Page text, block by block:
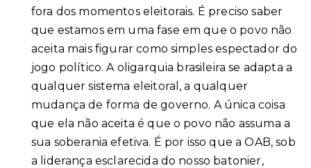
fora dos momentos eleitorais. É preciso saber
que estamos em uma fase em que o povo não
aceita mais figurar como simples espectador do
jogo político. A oligarquia brasileira se adapta a
qualquer sistema eleitoral, a qualquer
mudança de forma de governo. A única coisa
que ela não aceita é que o povo não assuma a
sua soberania efetiva. É por isso que a OAB, sob
a liderança esclarecida do nosso batonier,